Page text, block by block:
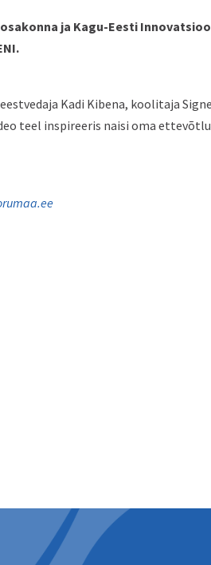
ja Kagu-Eesti
Kadi Kibena, koolitaja
teel inspireeris naisi oma